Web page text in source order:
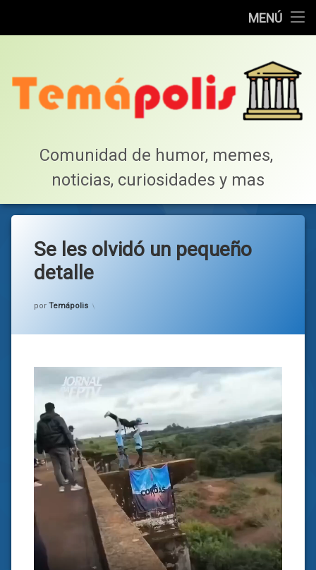
MENÚ
Lista de Megapost
Tabla de puntos
Comunidad de humor, memes,
noticias, curiosidades y mas
Se les olvidó un pequeño
detalle
por Temápolis